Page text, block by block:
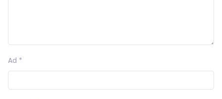
Ad *